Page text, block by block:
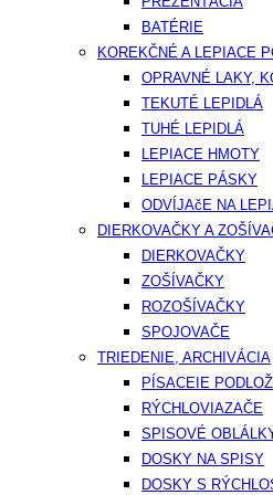
BATÉRIE
KOREKČNÉ A LEPIACE
OPRAVNÉ LAKY,
TEKUTÉ LEPIDLÁ
TUHÉ LEPIDLÁ
LEPIACE HMOTY
LEPIACE PÁSKY
ODVÍJAčE NA
DIERKOVAČKY A
DIERKOVAČKY
ZOŠÍVAČKY
ROZOŠÍVAČKY
SPOJOVAČE
TRIEDENIE, ARCHIVÁCIA
PÍSACEIE
RÝCHLOVIAZAČE
SPISOVÉ
DOSKY NA SPISY
DOSKY S